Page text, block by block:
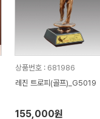
상품번호 : 681986
레진 트로피(골프)_G5019
155,000원